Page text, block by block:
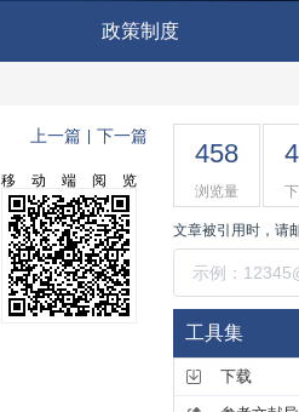
政策制度
上一篇 下一篇
移动端阅览
458
浏览量
文章被引用时，请
工具集
下载